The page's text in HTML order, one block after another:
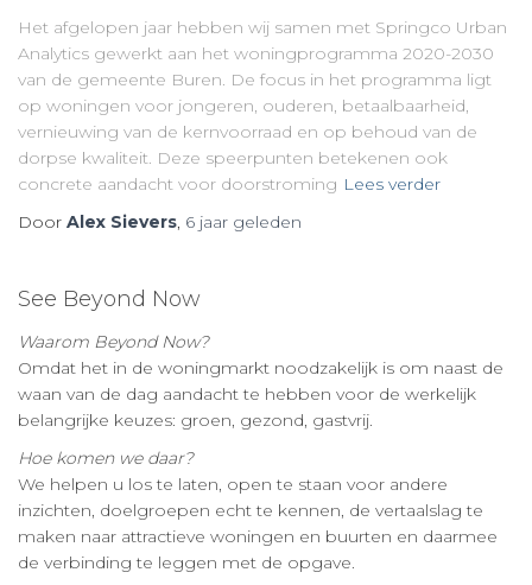
Het afgelopen jaar hebben wij samen met Springco Urban
Analytics gewerkt aan het woningprogramma 2020-2030
van de gemeente Buren. De focus in het programma ligt
op woningen voor jongeren, ouderen, betaalbaarheid,
vernieuwing van de kernvoorraad en op behoud van de
dorpse kwaliteit. Deze speerpunten betekenen ook
concrete aandacht voor doorstroming Lees verder
Door Alex Sievers, 6 jaar geleden
See Beyond Now
Waarom Beyond Now?
Omdat het in de woningmarkt noodzakelijk is om naast de
waan van de dag aandacht te hebben voor de werkelijk
belangrijke keuzes: groen, gezond, gastvrij.
Hoe komen we daar?
We helpen u los te laten, open te staan voor andere
inzichten, doelgroepen echt te kennen, de vertaalslag te
maken naar attractieve woningen en buurten en daarmee
de verbinding te leggen met de opgave.